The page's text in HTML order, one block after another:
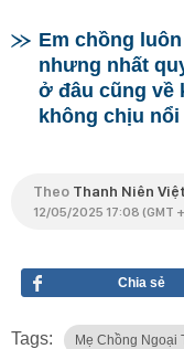
Em chồng
nhưng nhất
ở đâu cũng về
không chịu nổi
Theo Thanh Niên Việt
12/05/2025 17:08 (GMT
Chia sẻ
Tags: Mẹ Chồng Ngoại